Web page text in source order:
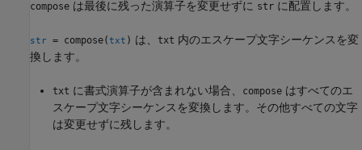
compose は最後に残った演算子を変更せずに str に配置します。
str = compose(txt ) は、 txt 内のエスケープ文字シーケンスを変
換します。
txt に書式演算子が含まれない場合、 compose はすべてのエ
スケープ文字シーケンスを変換します。その他すべての文字
は変更せずに残します。